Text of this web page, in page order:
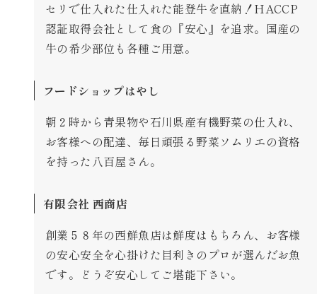
セリで仕入れた仕入れた能登牛を直納！HACCP
認証取得会社として食の『安心』を追求。国産の
牛の希少部位も各種ご用意。
フードショップはやし
朝２時から青果物や石川県産有機野菜の仕入れ、
お客様への配達、毎日頑張る野菜ソムリエの資格
を持った八百屋さん。
有限会社 西商店
創業５８年の西鮮魚店は鮮度はもちろん、お客様
の安心安全を心掛けた目利きのプロが選んだお魚
です。どうぞ安心してご堪能下さい。